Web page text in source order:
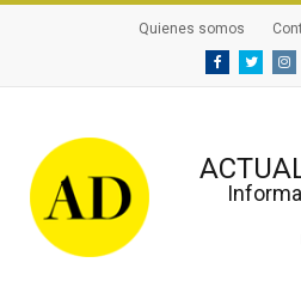
Quienes somos
FacebookTwitter